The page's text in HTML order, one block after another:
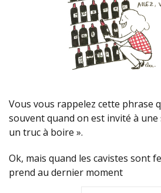
Vous vous rappelez cette phrase
souvent quand on est invité à une
un truc à boire ».
Ok, mais quand les cavistes sont
prend au dernier moment